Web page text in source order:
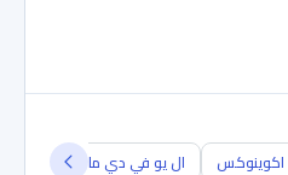
اكوينوكس ال يو في دي ماكيس